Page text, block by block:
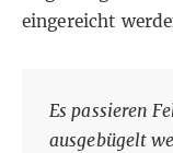
eingereicht
Es passieren
ausgebügelt